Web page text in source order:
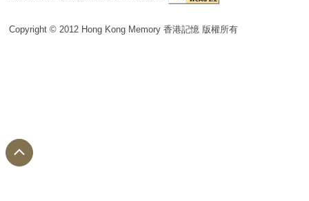
Copyright © 2012 Hong Kong Memory 香港記憶 版權所有